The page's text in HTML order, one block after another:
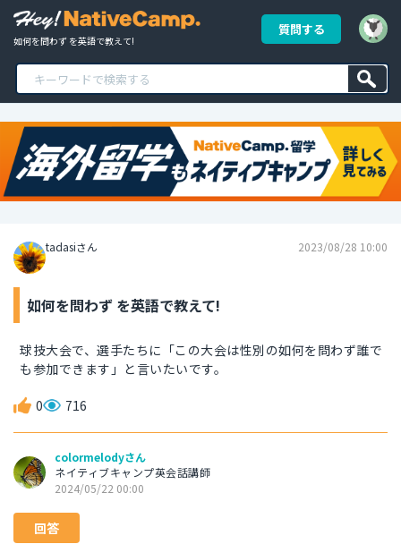
如何を問わず を英語で教えて!
質問する
tadasiさん 2023/08/28 10:00
如何を問わず を英語で教えて!
球技大会で、選手たちに「この大会は性別の如何を問わず誰で
も参加できます」と言いたいです。
0 716
colormelodyさん
ネイティブキャンプ英会話講師
2024/05/22 00:00
回答